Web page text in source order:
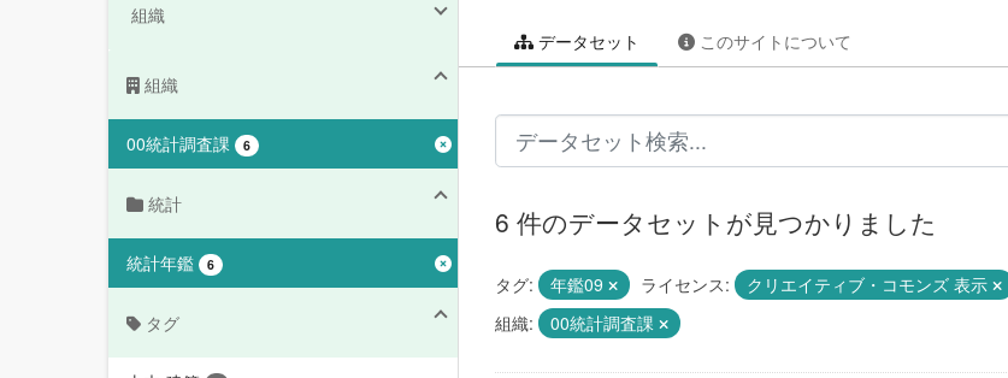
組織
組織
00統計調査課 6
統計
統計年鑑 6
タグ
データセット このサイトについて
6 件のデータセットが見つかりました
タグ: 年鑑09 ライセンス: クリエイティブ・コモンズ 表示
組織:
00統計調査課